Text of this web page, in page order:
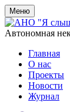
Меню
Автономная
Главная
О нас
Проекты
Новости
Журнал